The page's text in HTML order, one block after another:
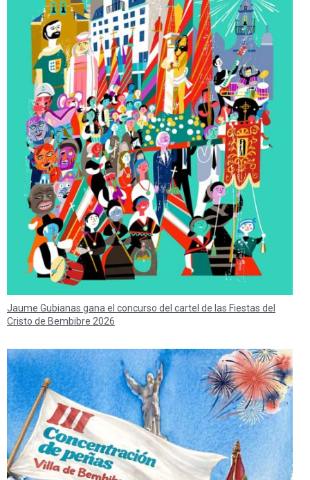
Jaume Gubianas gana el concurso del cartel de las Fiestas del
Cristo de Bembibre 2026